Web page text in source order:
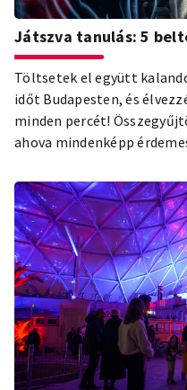
Játszva tanulás: 5
Töltsetek el együtt
időt Budapesten, és
minden percét!
ahova mindenképp